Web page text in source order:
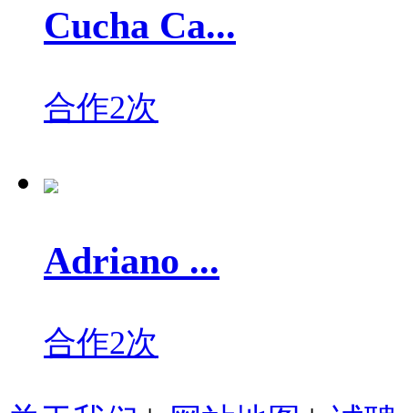
Cucha Ca...
合作2次
Adriano ...
合作2次